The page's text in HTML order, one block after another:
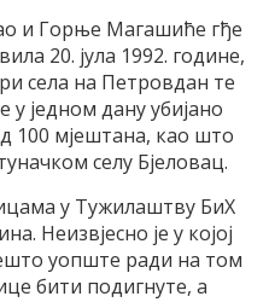
и Горње Магашиће гђе
20. јула 1992. године,
села на Петровдан те
у једном дану убијано
100 мјештана, као што
селу Бјеловац.
у Тужилаштву БиХ
Неизвјесно је у којој
уопште ради на том
бити подигнуте, а